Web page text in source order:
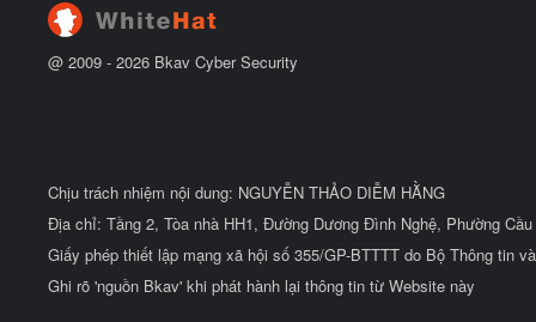
u
@ 2009 - 2026 Bkav Cyber Security
Chịu trách nhiệm nội dung: NGUYỄN THẢO DIỄM HẰNG
Địa chỉ: Tầng 2, Tòa nhà HH1, Đường Dương Đình Nghệ, Phường
Giấy phép thiết lập mạng xã hội số 355/GP-BTTTT do Bộ Thông tin
Ghi rõ 'nguồn Bkav' khi phát hành lại thông tin từ Website này